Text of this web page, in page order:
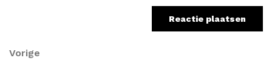
Berichtnavigatie
Vorig
Vorige